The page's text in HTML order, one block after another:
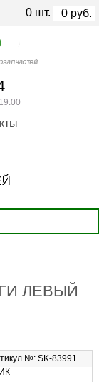
ЛЕВЫЙ
№: SK-83991
0 шт. 0 руб.